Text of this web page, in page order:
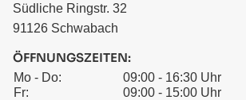
Südliche Ringstr. 32
91126 Schwabach
ÖFFNUNGSZEITEN:
Mo - Do:
09:00 - 16:30 Uhr
Fr:
09:00 - 15:00 Uhr